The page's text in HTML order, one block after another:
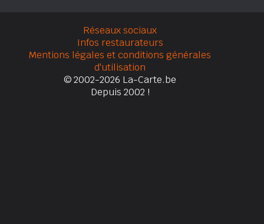
Réseaux sociaux
Infos restaurateurs
Mentions légales et conditions générales
d'utilisation
© 2002-2026 La-Carte.be
Depuis 2002 !